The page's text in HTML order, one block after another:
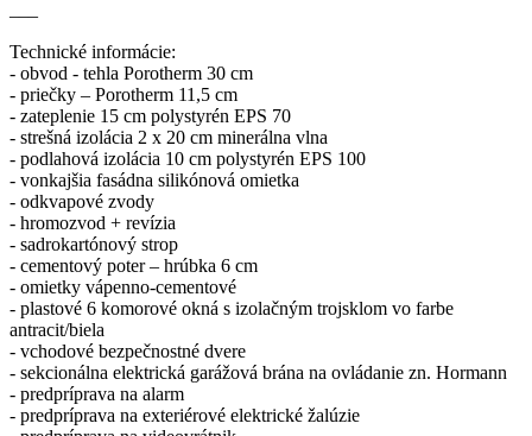
Technické informácie:
- obvod - tehla Porotherm 30 cm
- priečky – Porotherm 11,5 cm
- zateplenie 15 cm polystyrén EPS 70
- strešná izolácia 2 x 20 cm minerálna vlna
- podlahová izolácia 10 cm polystyrén EPS 100
- vonkajšia fasádna silikónová omietka
- odkvapové zvody
- hromozvod + revízia
- sadrokartónový strop
- cementový poter – hrúbka 6 cm
- omietky vápenno-cementové
- plastové 6 komorové okná s izolačným trojsklom vo farbe
antracit/biela
- vchodové bezpečnostné dvere
- sekcionálna elektrická garážová brána na ovládanie zn. Hormann
- predpríprava na alarm
- predpríprava na exteriérové elektrické žalúzie